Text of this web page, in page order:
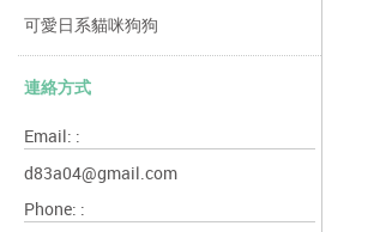
可愛日系貓咪狗狗
連絡方式
Email: :
d83a04@gmail.com
Phone: :